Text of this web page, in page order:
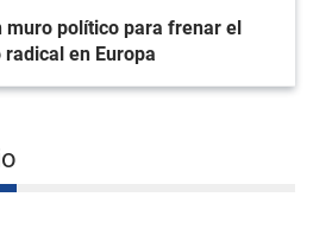
muro político para frenar el
en Europa